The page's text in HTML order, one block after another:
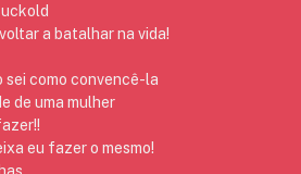
a batalhar na vida!
sei como convencê-la
de uma mulher
eu fazer o mesmo!